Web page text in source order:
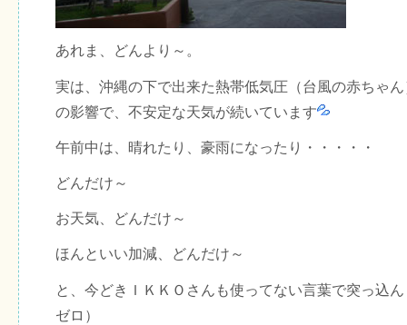
あれま、どんより～。
実は、沖縄の下で出来た熱帯低気圧（台風の赤ちゃん
の影響で、不安定な天気が続いています
午前中は、晴れたり、豪雨になったり・・・・・
どんだけ～
お天気、どんだけ～
ほんといい加減、どんだけ～
と、今どきＩＫＫＯさんも使ってない言葉で突っ込
ゼロ）